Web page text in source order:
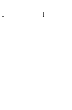
↓ ↓